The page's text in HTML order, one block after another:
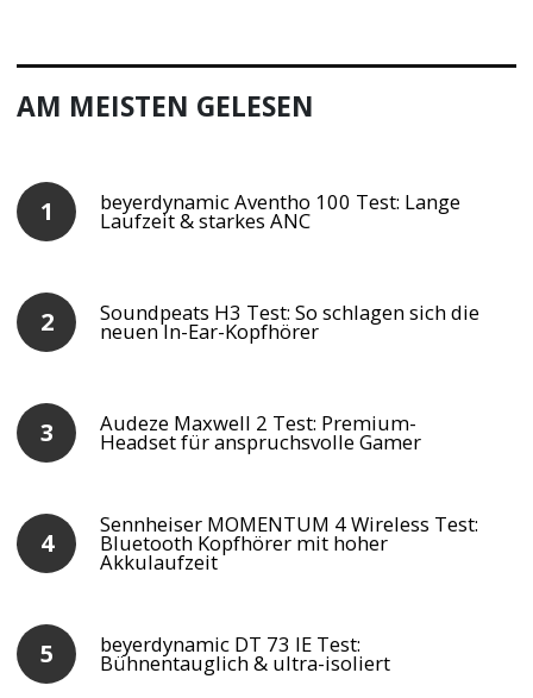
AM MEISTEN GELESEN
beyerdynamic Aventho 100 Test: Lange
Laufzeit & starkes ANC
Soundpeats H3 Test: So schlagen sich die
neuen In-Ear-Kopfhörer
Audeze Maxwell 2 Test: Premium-
Headset für anspruchsvolle Gamer
Sennheiser MOMENTUM 4 Wireless Test:
Bluetooth Kopfhörer mit hoher
Akkulaufzeit
beyerdynamic DT 73 IE Test:
Bühnentauglich & ultra-isoliert